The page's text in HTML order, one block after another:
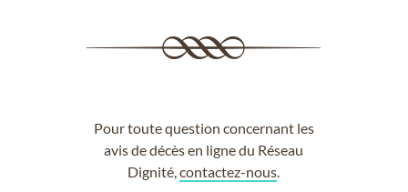
Pour toute question concernant les
avis de décès en ligne du Réseau
Dignité,contactez-nous